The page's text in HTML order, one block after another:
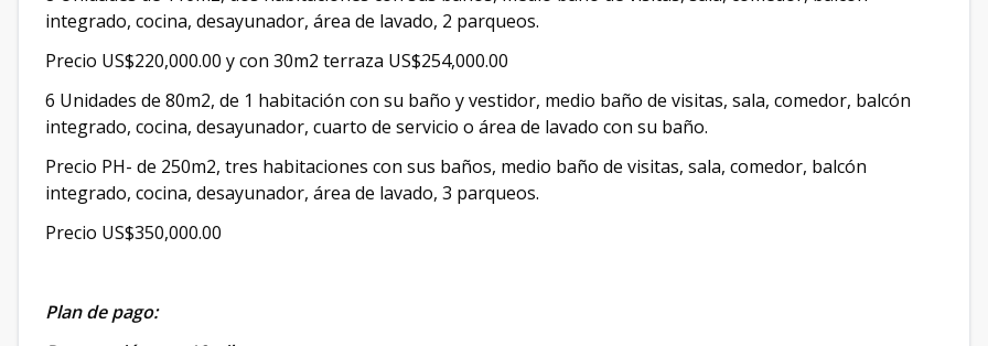
integrado, cocina, desayunador, área de lavado, 2 parqueos.
Precio US$220,000.00 y con 30m2 terraza US$254,000.00
6 Unidades de 80m2, de 1 habitación con su baño y vestidor, medio baño de visitas, sala, comedor, balcón
integrado, cocina, desayunador, cuarto de servicio o área de lavado con su baño.
Precio PH- de 250m2, tres habitaciones con sus baños, medio baño de visitas, sala, comedor, balcón
integrado, cocina, desayunador, área de lavado, 3 parqueos.
Precio US$350,000.00
Plan de pago: